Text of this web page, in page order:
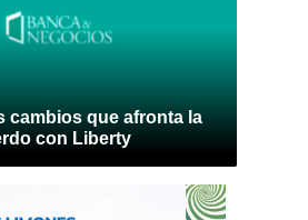
cambios que afronta la
con Liberty